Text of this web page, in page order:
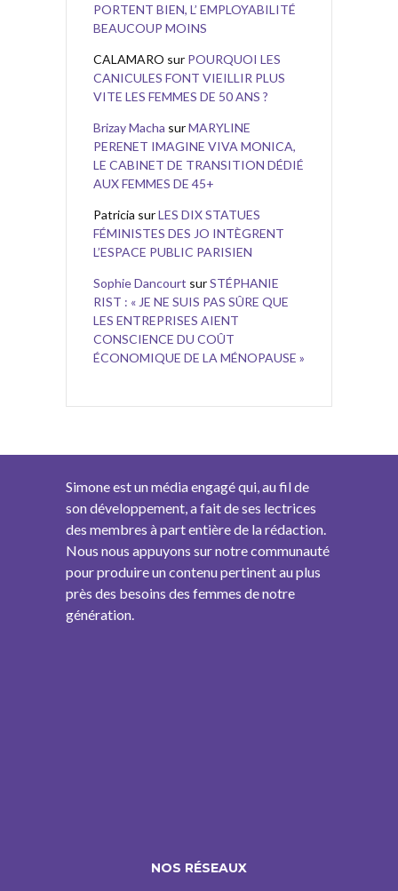
PORTENT BIEN, L’ EMPLOYABILITÉ
BEAUCOUP MOINS
CALAMARO sur POURQUOI LES
CANICULES FONT VIEILLIR PLUS
VITE LES FEMMES DE 50 ANS ?
Brizay Macha surMARYLINE
PERENET IMAGINE VIVA MONICA,
LE CABINET DE TRANSITION DÉDIÉ
AUX FEMMES DE 45+
Patricia surLES DIX STATUES
FÉMINISTES DES JO INTÈGRENT
L’ESPACE PUBLIC PARISIEN
Sophie Dancourt surSTÉPHANIE
RIST : « JE NE SUIS PAS SÛRE QUE
LES ENTREPRISES AIENT
CONSCIENCE DU COÛT
ÉCONOMIQUE DE LA MÉNOPAUSE »
Simone est un média engagé qui, au fil de
son développement, a fait de ses lectrices
des membres à part entière de la rédaction.
Nous nous appuyons sur notre communauté
pour produire un contenu pertinent au plus
près des besoins des femmes de notre
génération.
NOS RÉSEAUX